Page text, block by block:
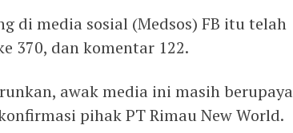
di media sosial (Medsos) FB itu telah
370, dan komentar 122.
awak media ini masih berupaya
pihak PT Rimau New World.